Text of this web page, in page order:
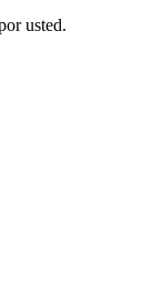
usted.